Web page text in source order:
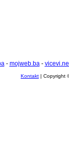
- mojweb.ba-
Kontakt | Copyright